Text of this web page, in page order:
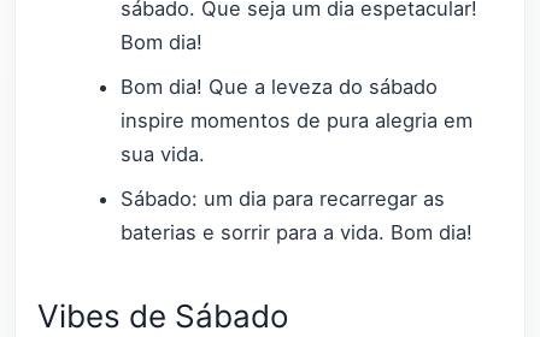
sábado. Que seja um dia espetacular!
Bom dia!
Bom dia! Que a leveza do sábado
inspire momentos de pura alegria em
sua vida.
Sábado: um dia para recarregar as
baterias e sorrir para a vida. Bom dia!
Vibes de Sábado